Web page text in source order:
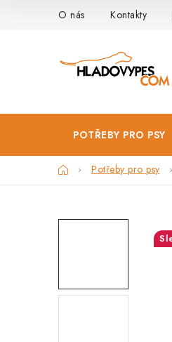
O nás Kontakty
POTŘEBY PRO PSY
DomůPotřeby pro psy